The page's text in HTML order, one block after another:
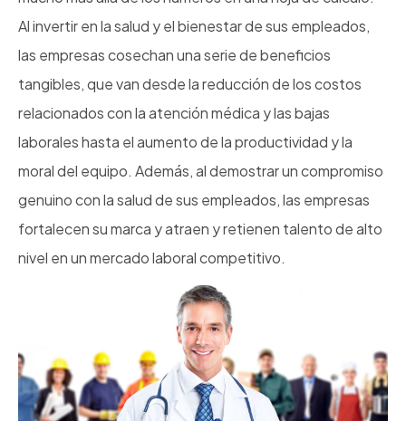
Al invertir en la salud y el bienestar de sus empleados,
las empresas cosechan una serie de beneficios
tangibles, que van desde la reducción de los costos
relacionados con la atención médica y las bajas
laborales hasta el aumento de la productividad y la
moral del equipo. Además, al demostrar un compromiso
genuino con la salud de sus empleados, las empresas
fortalecen su marca y atraen y retienen talento de alto
nivel en un mercado laboral competitivo.